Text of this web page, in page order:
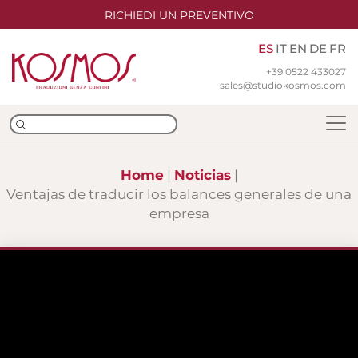
RICHIEDI UN PREVENTIVO
+39 0522 433027
sales@studiokosmos.com
ES IT EN DE FR
Sedes
Home
Noticias
Ventajas de traducir los balances generales de una
empresa